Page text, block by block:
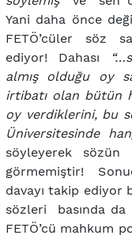
Yani daha önce
FETÖ’cüler söz
ediyor! Dahası
almış olduğu oy
irtibatı olan bütün
oy verdiklerini, bu
Üniversitesinde
söyleyerek
görmemiştir! Sonuç
davayı takip ediyor
sözleri basında da
FETÖ’cü mahkum